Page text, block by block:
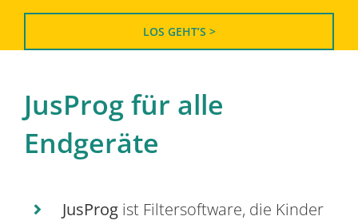
LOS GEHT’S >
JusProg für alle
Endgeräte
JusProg ist Filtersoftware, die Kinder